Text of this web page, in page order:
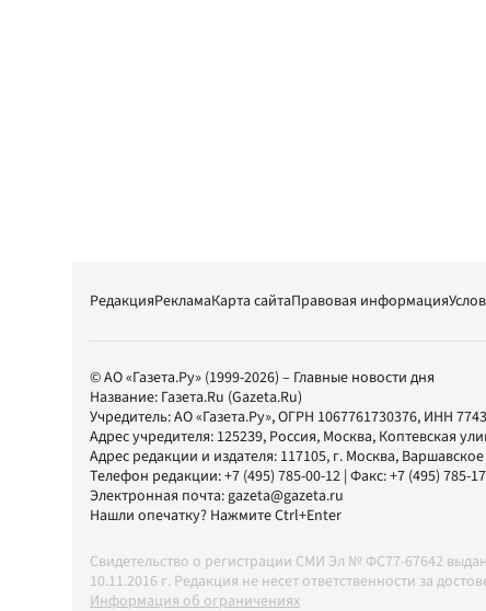
РедакцияРекламаКарта сайтаПравовая информация
© АО «Газета.Ру» (1999-2026) – Главные новости дня
Название: Газета.Ru (Gazeta.Ru)
Учредитель:АО «Газета.Ру», ОГРН 1067761730376, ИНН
Адрес учредителя: 125239, Россия, Москва, Коптевская
Адрес редакции и издателя: 117105, г. Москва, Варшавское
Телефон редакции:+7 (495) 785-00-12 | Факс:+7 (495) 785-
Электронная почта:gazeta@gazeta.ru
Нашли опечатку? Нажмите Ctrl+Enter
Свидетельство о регистрации СМИ Эл № ФС77-67642
10.11.2016 г. Редакция не несет ответственности за
Информация об ограничениях